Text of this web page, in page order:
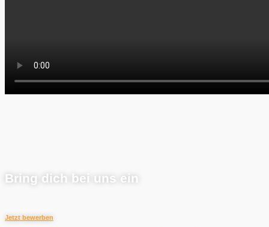
Bring dich bei uns ein
Jetzt bewerben